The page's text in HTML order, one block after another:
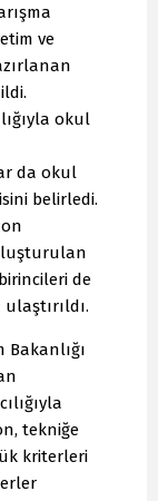
ve
okul
da okul
belirledi.
de
Bakanlığı
tekniğe
kriterleri